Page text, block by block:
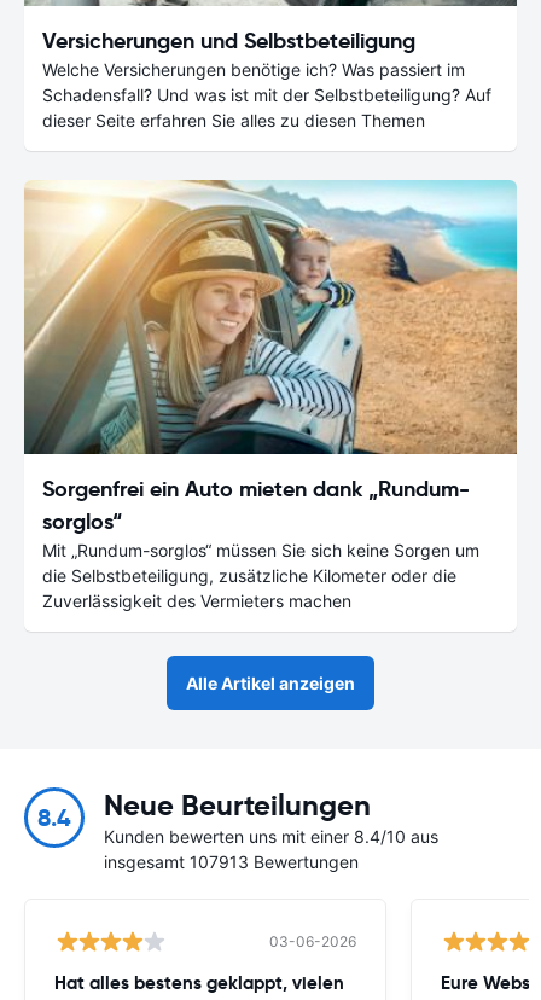
Versicherungen und Selbstbeteiligung
Welche Versicherungen benötige ich? Was passiert im
Schadensfall? Und was ist mit der Selbstbeteiligung? Auf
dieser Seite erfahren Sie alles zu diesen Themen
Sorgenfrei ein Auto mieten dank „Rundum-
sorglos“
Mit „Rundum-sorglos“ müssen Sie sich keine Sorgen um
die Selbstbeteiligung, zusätzliche Kilometer oder die
Zuverlässigkeit des Vermieters machen
Alle Artikel anzeigen
8.4 Neue Beurteilungen
Kunden bewerten uns mit einer 8.4/10 aus
insgesamt 107913 Bewertungen
03-06-2026
Hat alles bestens geklappt, vielen Eure